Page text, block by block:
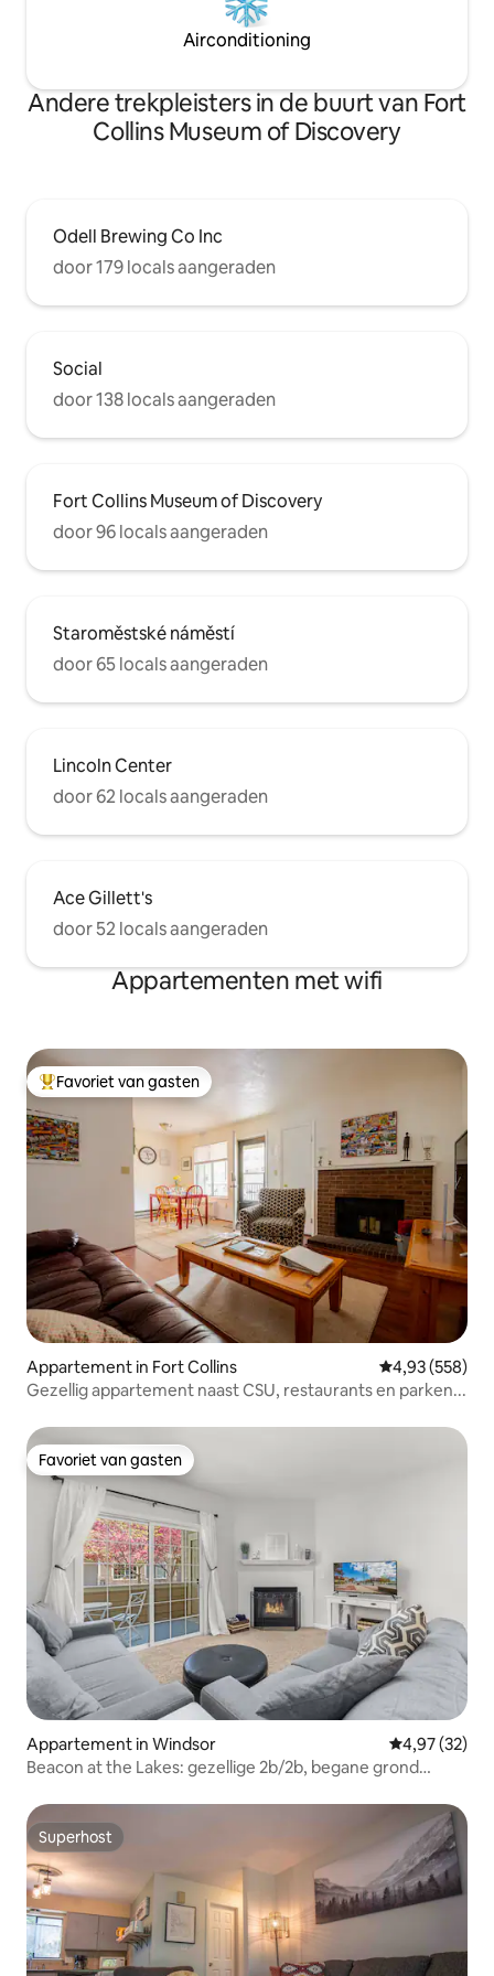
Airconditioning
Andere trekpleisters in de buurt van Fort
Collins Museum of Discovery
Odell Brewing Co Inc
door 179 locals aangeraden
Social
door 138 locals aangeraden
Fort Collins Museum of Discovery
door 96 locals aangeraden
Staroměstské náměstí
door 65 locals aangeraden
Lincoln Center
door 62 locals aangeraden
Ace Gillett's
door 52 locals aangeraden
Appartementen met wifi
Topfavoriet van gasten
Favoriet van gasten
Appartement in Fort Collins Gemiddelde
4,93 (558)
Gezellig appartement naast CSU, restaurants en parken...
Favoriet van gasten
Favoriet van gasten
Appartement in Windsor Gemiddelde
4,97 (32)
Beacon at the Lakes: gezellige 2b/2b, begane grond
Superhost
Superhost